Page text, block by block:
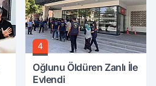
4
Oğlunu Öldüren Zanlı İle
Evlendi